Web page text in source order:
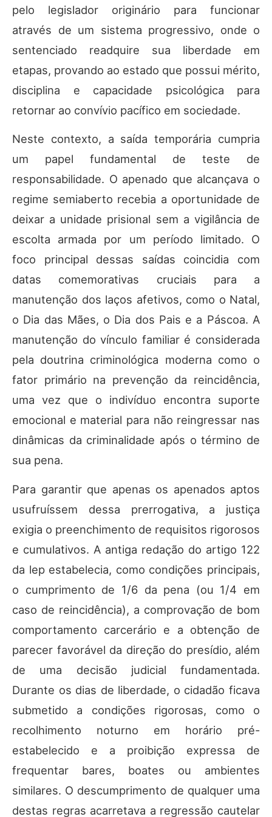
pelo legislador originário para funcionar
através de um sistema progressivo, onde o
sentenciado readquire sua liberdade em
etapas, provando ao estado que possui mérito,
disciplina e capacidade psicológica para
retornar ao convívio pacífico em sociedade.
Neste contexto, a saída temporária cumpria
um papel fundamental de teste de
responsabilidade. O apenado que alcançava o
regime semiaberto recebia a oportunidade de
deixar a unidade prisional sem a vigilância de
escolta armada por um período limitado. O
foco principal dessas saídas coincidia com
datas comemorativas cruciais para a
manutenção dos laços afetivos, como o Natal,
o Dia das Mães, o Dia dos Pais e a Páscoa. A
manutenção do vínculo familiar é considerada
pela doutrina criminológica moderna como o
fator primário na prevenção da reincidência,
uma vez que o indivíduo encontra suporte
emocional e material para não reingressar nas
dinâmicas da criminalidade após o término de
sua pena.
Para garantir que apenas os apenados aptos
usufruíssem dessa prerrogativa, a justiça
exigia o preenchimento de requisitos rigorosos
e cumulativos. A antiga redação do artigo 122
da lep estabelecia, como condições principais,
o cumprimento de 1/6 da pena (ou 1/4 em
caso de reincidência), a comprovação de bom
comportamento carcerário e a obtenção de
parecer favorável da direção do presídio, além
de uma decisão judicial fundamentada.
Durante os dias de liberdade, o cidadão ficava
submetido a condições rigorosas, como o
recolhimento noturno em horário pré-
estabelecido e a proibição expressa de
frequentar bares, boates ou ambientes
similares. O descumprimento de qualquer uma
destas regras acarretava a regressão cautelar